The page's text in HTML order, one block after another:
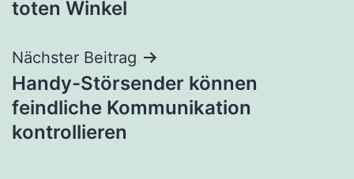
toten Winkel
Nächster Beitrag
Handy-Störsender können
feindliche Kommunikation
kontrollieren